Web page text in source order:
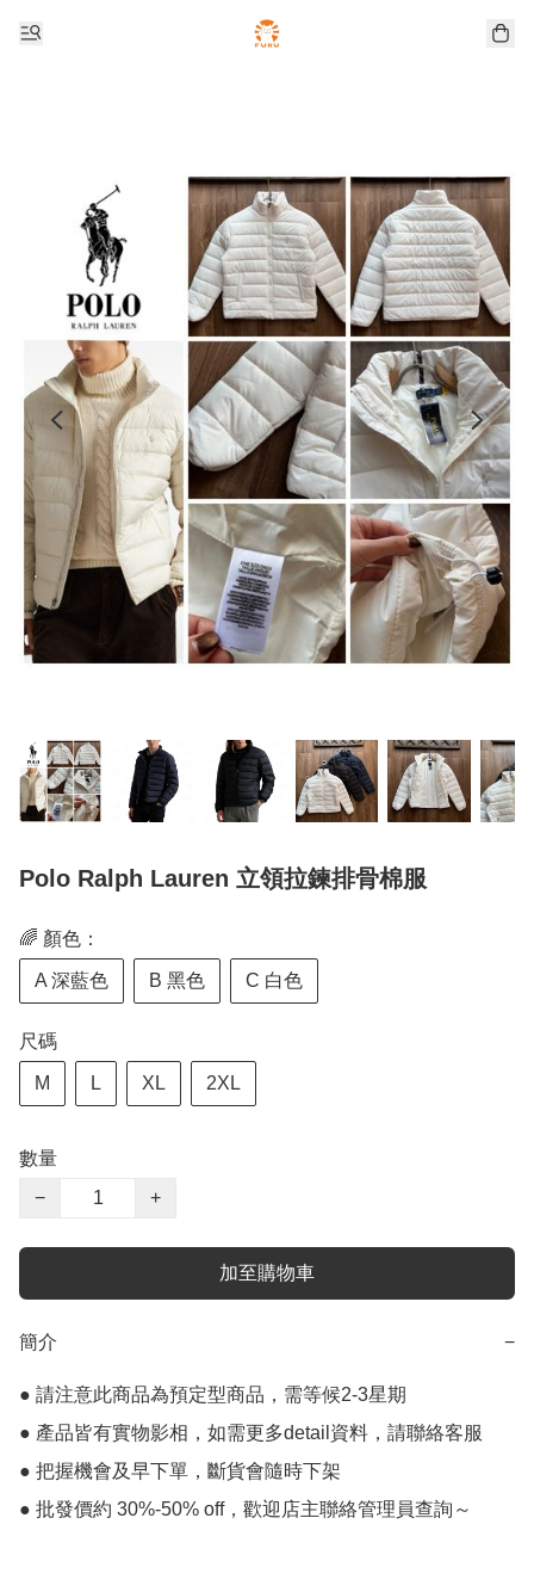
Polo Ralph Lauren 立領拉鍊排骨棉服
🌈 顏色：
A 深藍色 B 黑色 C 白色
尺碼
M L XL 2XL
數量
−
+
加至購物車
簡介 −
● 請注意此商品為預定型商品，需等候2-3星期
● 產品皆有實物影相，如需更多detail資料，請聯絡客服
● 把握機會及早下單，斷貨會隨時下架
● 批發價約 30%-50% off，歡迎店主聯絡管理員查詢～